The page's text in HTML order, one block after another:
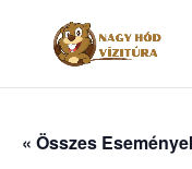
« Összes